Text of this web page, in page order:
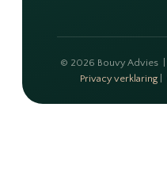
© 2026 Bouvy Advies |
Privacy verklaring